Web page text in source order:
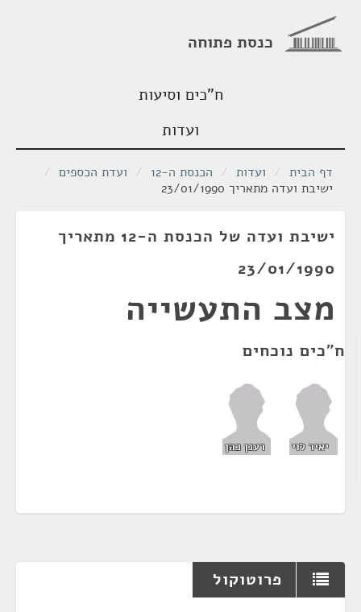
כנסת פתוחה
ח"כים וסיעות
ועדות
דף הבית / ועדות / הכנסת ה-12 / ועדת הכספים /
ישיבת ועדה מתאריך 23/01/1990
ישיבת ועדה של הכנסת ה-12 מתאריך
23/01/1990
מצב התעשייה
ח"כים נוכחים
יאיר לוי רענן כהן
פרוטוקול